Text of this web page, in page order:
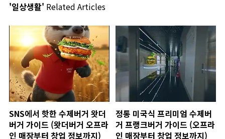
'일상생활' Related Articles
SNS에서 핫한 수제버거 왓더
버거 가이드 (왓더버거 오프라
인 매장부터 창업 정보까지)
정통 미국식 프리미엄 수제버
거 프랭크버거 가이드 (오프라
인 매장부터 창업 정보까지)